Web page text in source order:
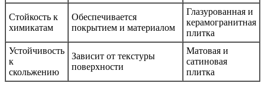
Стойкость к
химикатам
Обеспечивается
покрытием и материалом
Глазурованная и
керамогранитная
плитка
Устойчивость
к
скольжению
Зависит от текстуры
поверхности
Матовая и
сатиновая
плитка